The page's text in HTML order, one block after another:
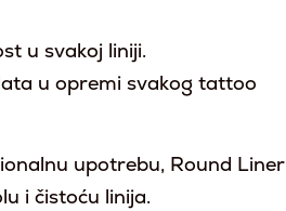
u svakoj liniji.
u opremi svakog tattoo
upotrebu, Round Liner
i čistoću linija.